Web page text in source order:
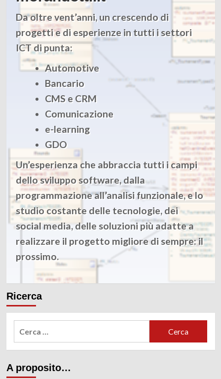
Riflessioni sulla filatelia tematica
Da oltre vent’anni, un crescendo di
progetti e di esperienze in tutti i settori
ICT di punta:
Automotive
Bancario
CMS e CRM
Comunicazione
e-learning
GDO
Un’esperienza che abbraccia tutti i campi
dello sviluppo software, dalla
programmazione all’analisi funzionale, e lo
studio costante delle tecnologie, dei
social media, delle soluzioni più adatte a
realizzare il progetto migliore di sempre: il
prossimo.
Ricerca
A proposito…